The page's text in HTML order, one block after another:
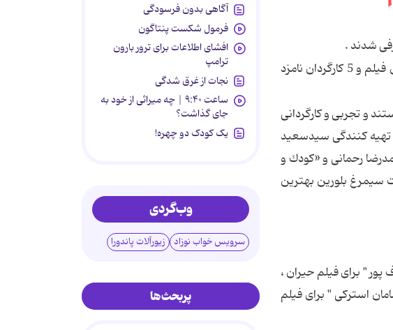
شدند .
به گزارش تبیان به نقل از روابط عمومی جشنواره فیلم فجر، در این بخش ، 5 فیلم نامزد سیمرغ بهترین فیلم و 5 كارگردان نامزد
مستند و تجربی و كارگردانی
تهیه كنندگی سیدسعید
رحمانی و «كودك و
سیمرغ بلورین بهترین
" برای فیلم حیران ،
استركی " برای فیلم
آگاهی بدون فرسودگی
فرمول شکست پنتاگون
افشای اطلاعات برای ترور بارون
ترامپ
نجات از غرق شدگی
ساعت ۹:۴۰ | چه میراثی از خود به
جای گذاشت؟
یک کودک دو چهره!
وب‌گردی
سرویس خواب نوزاد زیورآلات پاندورا
پربحث‌ها